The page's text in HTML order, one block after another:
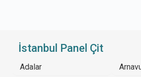
İstanbul Panel Çit
Adalar